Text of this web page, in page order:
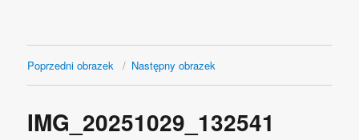
Poprzedni obrazek Następny obrazek
IMG_20251029_132541